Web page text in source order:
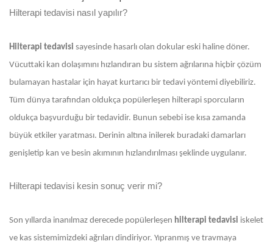
Hilterapi tedavisi nasıl yapılır?
Hilterapi tedavisi sayesinde hasarlı olan dokular eski haline döner.
Vücuttaki kan dolaşımını hızlandıran bu sistem ağrılarına hiçbir çözüm
bulamayan hastalar için hayat kurtarıcı bir tedavi yöntemi diyebiliriz.
Tüm dünya tarafından oldukça popülerleşen hilterapi sporcuların
oldukça başvurduğu bir tedavidir. Bunun sebebi ise kısa zamanda
büyük etkiler yaratması. Derinin altına inilerek buradaki damarları
genişletip kan ve besin akımının hızlandırılması şeklinde uygulanır.
Hilterapi tedavisi kesin sonuç verir mi?
Son yıllarda inanılmaz derecede popülerleşen hilterapi tedavisi iskelet
ve kas sistemimizdeki ağrıları dindiriyor. Yıpranmış ve travmaya